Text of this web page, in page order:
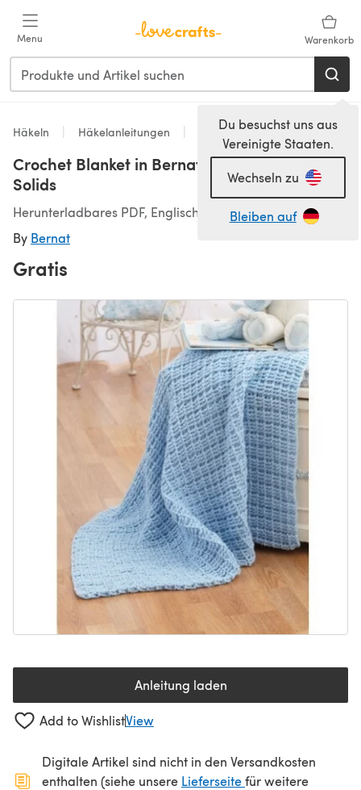
Menu Warenkorb
Du besuchst uns aus
Vereinigte Staaten.
Wechseln zu
Bleiben auf
Häkeln Häkelanleitungen Decken
Crochet Blanket in Bernat Baby Coordinates
Solids
Herunterladbares PDF, Englisch
By Bernat
Gratis
Anleitung laden(öffnet sich in einem neuen
Add to WishlistView
Digitale Artikel sind nicht in den Versandkosten
enthalten (siehe unsere Lieferseite(öffnet sich in
für weitere